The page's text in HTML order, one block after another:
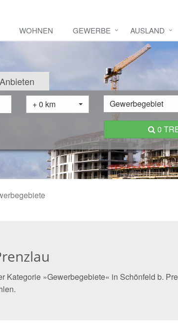
WOHNEN GEWERBE AUSLAND
Anbieten
+ 0 km Gewerbegebiet
0
Kategorie »Gewerbegebiete« in Schönfeld b.